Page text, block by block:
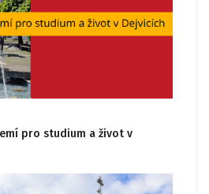
pro studium a život v